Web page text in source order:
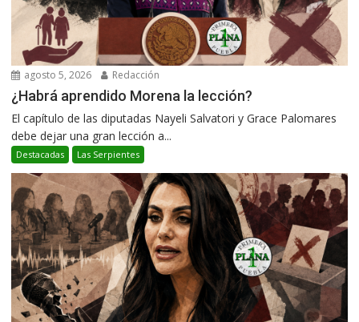
agosto 5, 2026 Redacción
¿Habrá aprendido Morena la lección?
El capítulo de las diputadas Nayeli Salvatori y Grace Palomares
debe dejar una gran lección a...
Destacadas Las Serpientes